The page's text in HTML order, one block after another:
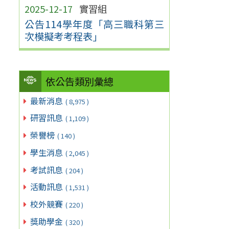
2025-12-17 實習組
公告114學年度「高三職科第三
次模擬考考程表」
依公告類別彙總
最新消息 ( 8,975 )
研習訊息 ( 1,109 )
榮譽榜 ( 140 )
學生消息 ( 2,045 )
考試訊息 ( 204 )
活動訊息 ( 1,531 )
校外競賽 ( 220 )
獎助學金 ( 320 )